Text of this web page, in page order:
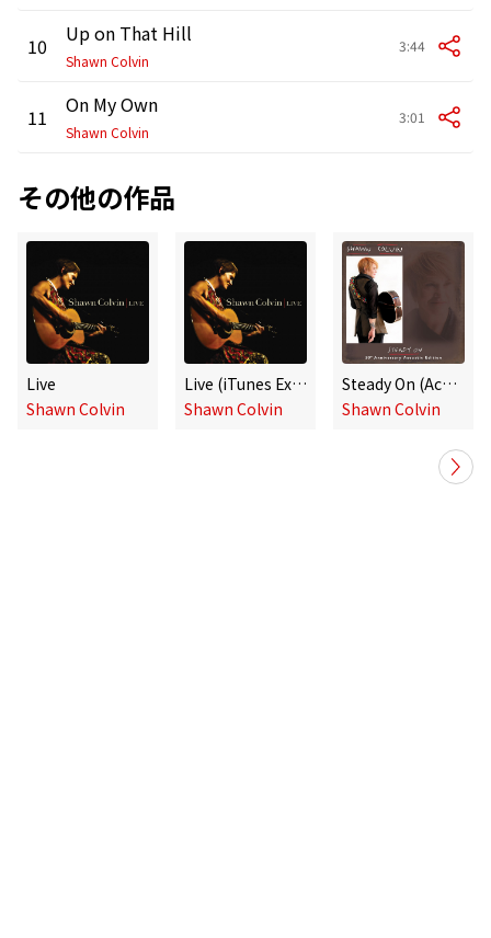
10 Up on That Hill
Shawn Colvin
3:44
11 On My Own
Shawn Colvin
3:01
その他の作品
Live
Shawn Colvin
Live (iTunes Exclusive)
Shawn Colvin
Steady On (Acoustic Edition)
Shawn Colvin